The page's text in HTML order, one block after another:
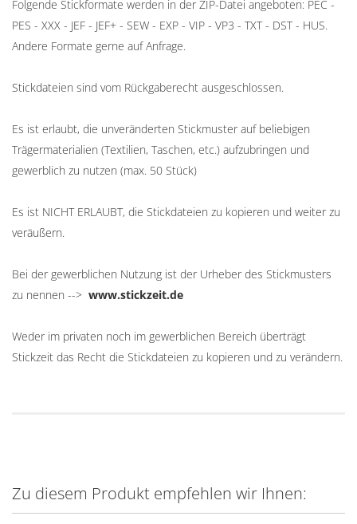
Folgende Stickformate werden in der ZIP-Datei angeboten: PEC -
PES - XXX - JEF - JEF+ - SEW - EXP - VIP - VP3 - TXT - DST - HUS.
Andere Formate gerne auf Anfrage.
Stickdateien sind vom Rückgaberecht ausgeschlossen.
Es ist erlaubt, die unveränderten Stickmuster auf beliebigen
Trägermaterialien (Textilien, Taschen, etc.) aufzubringen und
gewerblich zu nutzen (max. 50 Stück)
Es ist NICHT ERLAUBT, die Stickdateien zu kopieren und weiter zu
veräußern.
Bei der gewerblichen Nutzung ist der Urheber des Stickmusters
zu nennen --> www.stickzeit.de
Weder im privaten noch im gewerblichen Bereich überträgt
Stickzeit das Recht die Stickdateien zu kopieren und zu verändern.
Zu diesem Produkt empfehlen wir Ihnen: